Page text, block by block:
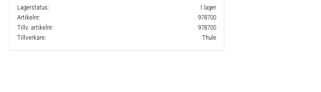
Lagerstatus
I lager
Artikelnr
978700
Tillv. artikelnr
978700
Tillverkare
Thule